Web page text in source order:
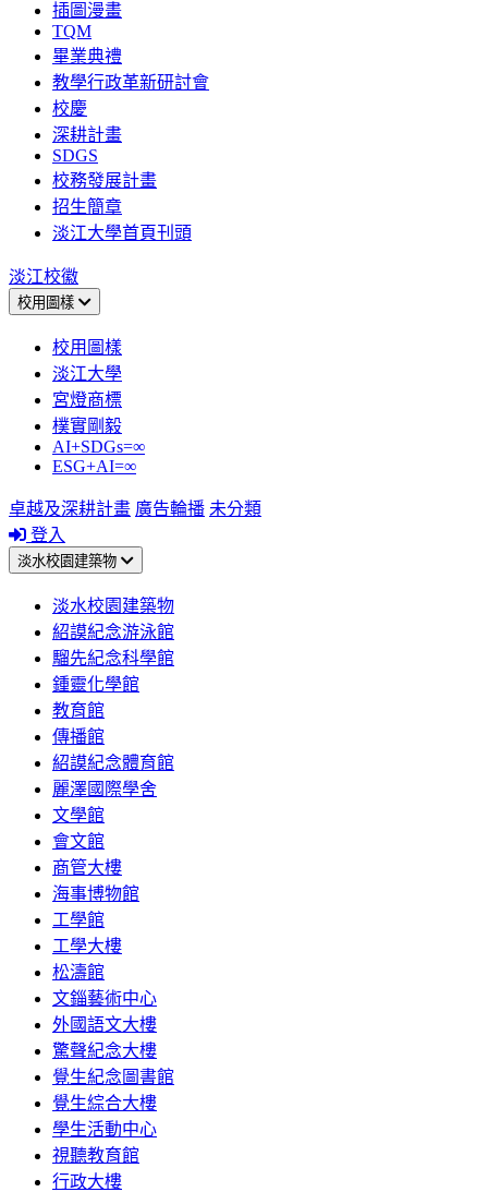
插圖漫畫
TQM
畢業典禮
教學行政革新研討會
校慶
深耕計畫
SDGS
校務發展計畫
招生簡章
淡江大學首頁刊頭
淡江校徽
校用圖樣
校用圖樣
淡江大學
宮燈商標
樸實剛毅
AI+SDGs=∞
ESG+AI=∞
卓越及深耕計畫 廣告輪播 未分類
登入
淡水校園建築物
淡水校園建築物
紹謨紀念游泳館
騮先紀念科學館
鍾靈化學館
教育館
傳播館
紹謨紀念體育館
麗澤國際學舍
文學館
會文館
商管大樓
海事博物館
工學館
工學大樓
松濤館
文錙藝術中心
外國語文大樓
驚聲紀念大樓
覺生紀念圖書館
覺生綜合大樓
學生活動中心
視聽教育館
行政大樓